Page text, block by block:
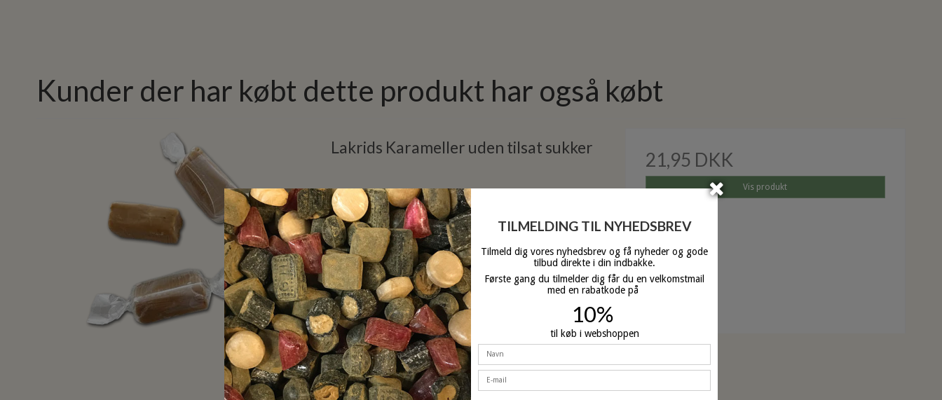
Kunder der har købt dette produkt har også købt
Lakrids Karameller uden tilsat sukker
80 g
På lager
21,95 DKK
Vis produkt
TILMELDING TIL NYHEDSBREV
Tilmeld dig vores nyhedsbrev og få nyheder og gode
tilbud direkte i din indbakke.
Første gang du tilmelder dig får du en velkomstmail
med en rabatkode på
10%
til køb i webshoppen